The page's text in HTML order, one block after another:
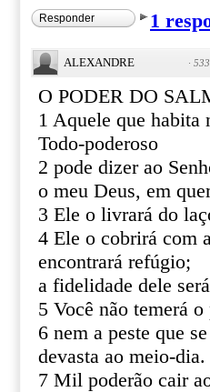
Responder 1
ALEXANDRE ·
O PODER DO
1 Aquele que habita
Todo-poderoso
2 pode dizer ao
o meu Deus, em
3 Ele o livrará do
4 Ele o cobrirá com
encontrará refúgio;
a fidelidade dele
5 Você não temerá
6 nem a peste que
devasta ao meio-dia.
7 Mil poderão cair